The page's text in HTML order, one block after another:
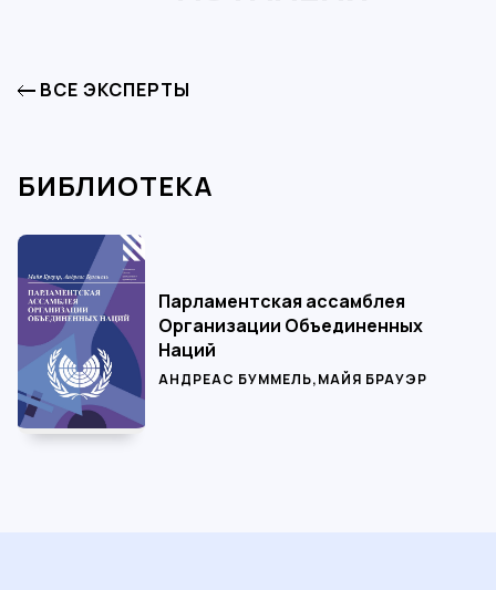
ВСЕ ЭКСПЕРТЫ
БИБЛИОТЕКА
Парламентская ассамблея
Организации Объединенных
Наций
АНДРЕАС БУММЕЛЬ,МАЙЯ БРАУЭР